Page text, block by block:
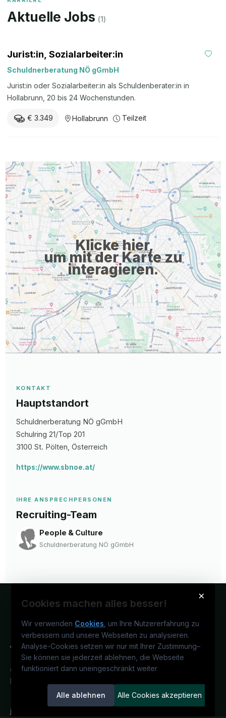
Aktuelle Jobs (1)
Jurist:in, Sozialarbeiter:in
Schuldnerberatung NÖ gGmbH
Jurist:in oder Sozialarbeiter:in als Schuldenberater:in in
Hollabrunn, 20 bis 24 Wochenstunden.
€ 3.349 Hollabrunn Teilzeit
Klicke hier,
um mit der Karte zu
interagieren.
KONTAKT
Hauptstandort
Schuldnerberatung NÖ gGmbH
Schulring 21/Top 201
3100 St. Pölten , Österreich
https://www.sbnoe.at/
IHRE ANSPRECHPERSONEN
Recruiting-Team
People & Culture
Schuldnerberatung NÖ gGmbH
×
Cookies machen alles besser!
Wir verwenden Cookies , um Ihre Nutzererfahrung zu
verbessern und unsere Webseiten zu analysieren.
Analyse-Cookies setzen wir nur mit Ihrer Zustimmung–
Sie können sie jederzeit ablehnen, die Webseite
funktioniert dann uneingeschränkt weiter
Alle ablehnen Alle Cookies akzeptieren
Österreichs juristisches Karriereportal.
Ein Service der candidatis GmbH.
jusjobs.at